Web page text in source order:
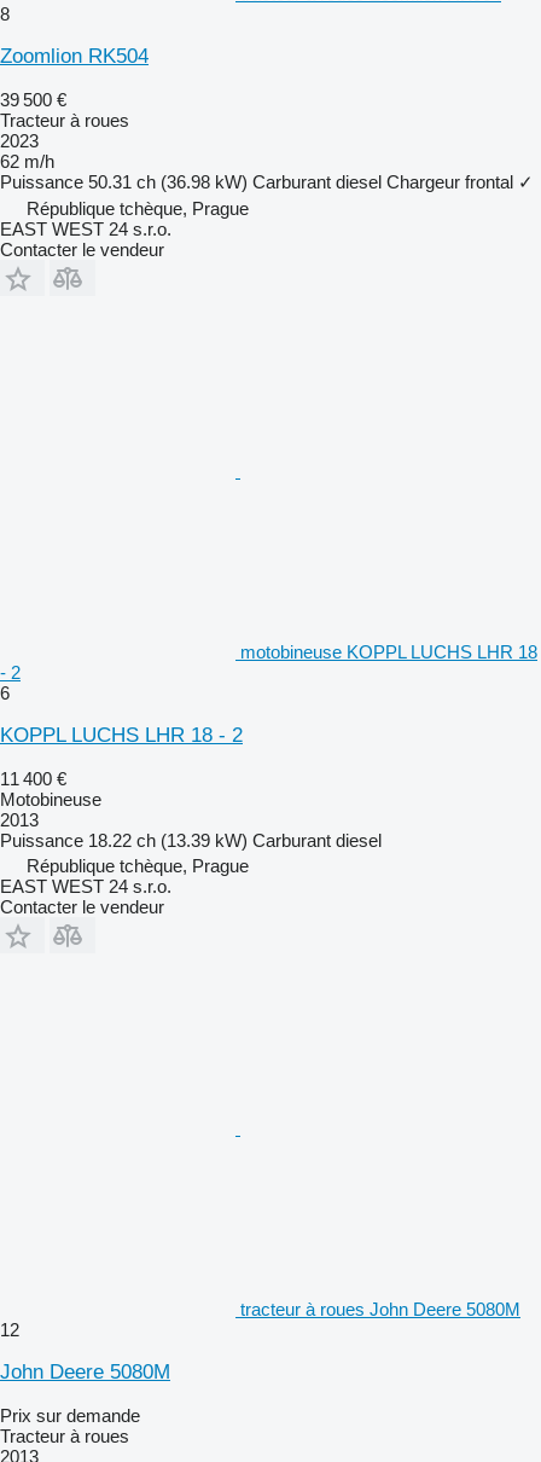
8
Zoomlion RK504
39 500 €
Tracteur à roues
2023
62 m/h
Puissance 50.31 ch (36.98 kW) Carburant diesel Chargeur frontal ✓
République tchèque, Prague
EAST WEST 24 s.r.o.
Contacter le vendeur
motobineuse KOPPL LUCHS LHR 18
- 2
6
KOPPL LUCHS LHR 18 - 2
11 400 €
Motobineuse
2013
Puissance 18.22 ch (13.39 kW) Carburant diesel
République tchèque, Prague
EAST WEST 24 s.r.o.
Contacter le vendeur
tracteur à roues John Deere 5080M
12
John Deere 5080M
Prix sur demande
Tracteur à roues
2013